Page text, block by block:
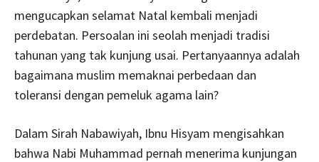
mengucapkan selamat Natal kembali menjadi
perdebatan. Persoalan ini seolah menjadi tradisi
tahunan yang tak kunjung usai. Pertanyaannya adalah
bagaimana muslim memaknai perbedaan dan
toleransi dengan pemeluk agama lain?
Dalam Sirah Nabawiyah, Ibnu Hisyam mengisahkan
bahwa Nabi Muhammad pernah menerima kunjungan